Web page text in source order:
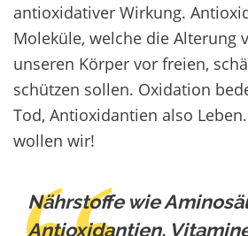
antioxidativer Wirkung.
Moleküle, welche die Alterung
unseren Körper vor freien,
schützen sollen. Oxidation
Tod, Antioxidantien also
wollen wir!
Nährstoffe wie
Antioxidantien,